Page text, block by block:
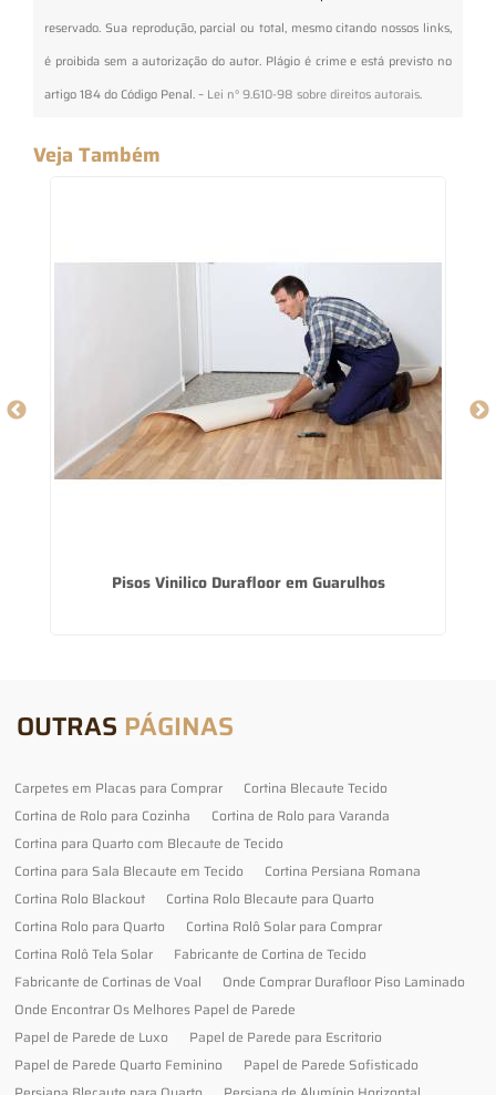
reservado. Sua reprodução, parcial ou total, mesmo citando nossos links,
é proibida sem a autorização do autor. Plágio é crime e está previsto no
artigo 184 do Código Penal. – Lei n° 9.610-98 sobre direitos autorais.
Veja Também
Pisos Vinilico Durafloor em Guarulhos
OUTRAS PÁGINAS
Carpetes em Placas para Comprar
Cortina Blecaute Tecido
Cortina de Rolo para Cozinha
Cortina de Rolo para Varanda
Cortina para Quarto com Blecaute de Tecido
Cortina para Sala Blecaute em Tecido
Cortina Persiana Romana
Cortina Rolo Blackout
Cortina Rolo Blecaute para Quarto
Cortina Rolo para Quarto
Cortina Rolô Solar para Comprar
Cortina Rolô Tela Solar
Fabricante de Cortina de Tecido
Fabricante de Cortinas de Voal
Onde Comprar Durafloor Piso Laminado
Onde Encontrar Os Melhores Papel de Parede
Papel de Parede de Luxo
Papel de Parede para Escritorio
Papel de Parede Quarto Feminino
Papel de Parede Sofisticado